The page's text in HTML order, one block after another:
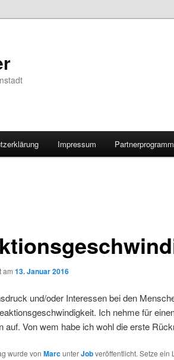
Impressum
am 13. Januar 2016
und/oder Interessen bei den
Ich nehme für
auf. Von wem habe ich wohl die erste
wurde von MarcunterJobveröffentlicht. Setze ein